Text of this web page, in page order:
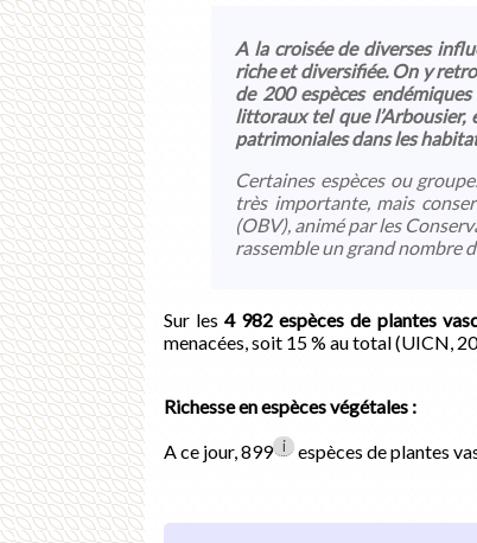
A la croisée de diverses
riche et diversifiée. On y
de 200 espèces
littoraux tel que l’Arbousier,
patrimoniales dans les
Certaines espèces ou
très importante, mais
(OBV), animé par les
rassemble un grand nombre
Sur les4 982 espèces de plantes
menacées, soit 15 % au total (UICN,
Richesse en espèces végétales :
A ce jour, 899 i espèces de plantes